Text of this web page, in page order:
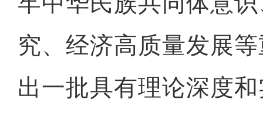
究、经济高质量发展
出一批具有理论深度